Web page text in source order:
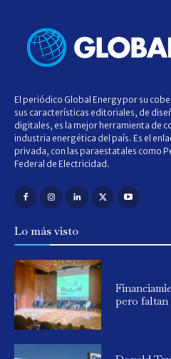
El periódico Global Energy por su
sus características editoriales, de
digitales, es la mejor herramienta de
industria energética del país. Es el
privada, con las paraestatales como
Federal de Electricidad.
Lo más visto
pero faltan